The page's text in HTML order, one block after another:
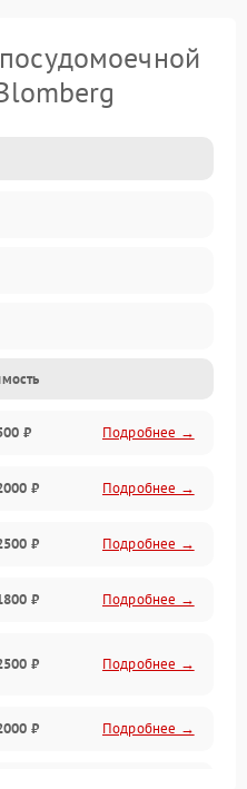
₽ Подробнее →
₽ Подробнее →
₽ Подробнее →
₽ Подробнее →
₽ Подробнее →
₽ Подробнее →